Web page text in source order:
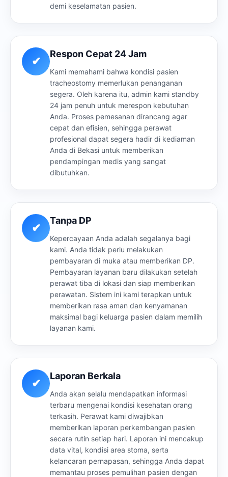
demi keselamatan pasien.
✔
Respon Cepat 24 Jam
Kami memahami bahwa kondisi pasien
tracheostomy memerlukan penanganan
segera. Oleh karena itu, admin kami standby
24 jam penuh untuk merespon kebutuhan
Anda. Proses pemesanan dirancang agar
cepat dan efisien, sehingga perawat
profesional dapat segera hadir di kediaman
Anda di Bekasi untuk memberikan
pendampingan medis yang sangat
dibutuhkan.
✔
Tanpa DP
Kepercayaan Anda adalah segalanya bagi
kami. Anda tidak perlu melakukan
pembayaran di muka atau memberikan DP.
Pembayaran layanan baru dilakukan setelah
perawat tiba di lokasi dan siap memberikan
perawatan. Sistem ini kami terapkan untuk
memberikan rasa aman dan kenyamanan
maksimal bagi keluarga pasien dalam memilih
layanan kami.
✔
Laporan Berkala
Anda akan selalu mendapatkan informasi
terbaru mengenai kondisi kesehatan orang
terkasih. Perawat kami diwajibkan
memberikan laporan perkembangan pasien
secara rutin setiap hari. Laporan ini mencakup
data vital, kondisi area stoma, serta
kelancaran pernapasan, sehingga Anda dapat
memantau proses pemulihan pasien dengan